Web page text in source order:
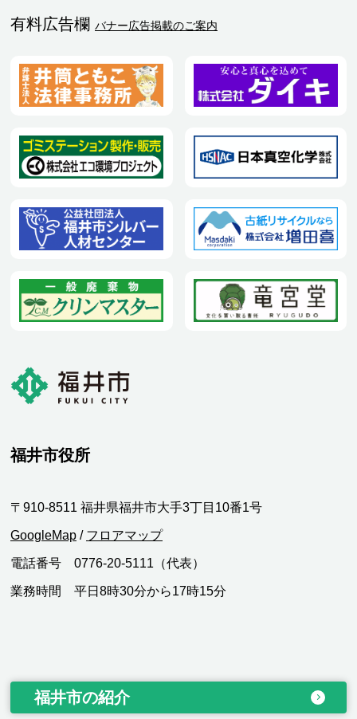
有料広告欄 バナー広告掲載のご案内
福井市役所
〒910-8511 福井県福井市大手3丁目10番1号
GoogleMap / フロアマップ
電話番号 0776-20-5111（代表）
業務時間 平日8時30分から17時15分
福井市の紹介